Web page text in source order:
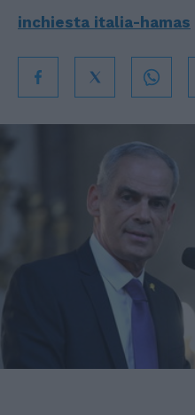
inchiesta italia-hamas